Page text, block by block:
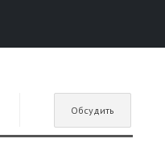
Обсудить